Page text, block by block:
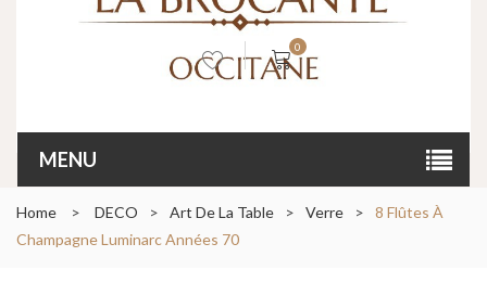
0
MENU
Home > DECO > Art De La Table > Verre >
8 Flûtes À
Champagne Luminarc Années 70